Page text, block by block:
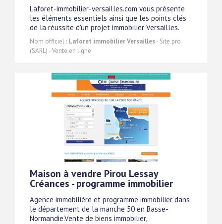
Laforet-immobilier-versailles.com vous présente
les éléments essentiels ainsi que les points clés
de la réussite d'un projet immobilier Versailles.
Nom officiel : Laforet immobilier Versailles- Site pro
(SARL) - Vente en ligne
Maison à vendre Pirou Lessay
Créances - programme immobilier
Agence immobilière et programme immobilier dans
le département de la manche 50 en Basse-
Normandie.Vente de biens immobilier,